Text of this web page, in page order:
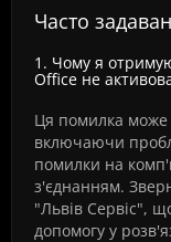
Часто
1. Чому я
Office не
Ця помилка може
включаючи
помилки на
з'єднанням.
"Львів Сервіс",
допомогу у